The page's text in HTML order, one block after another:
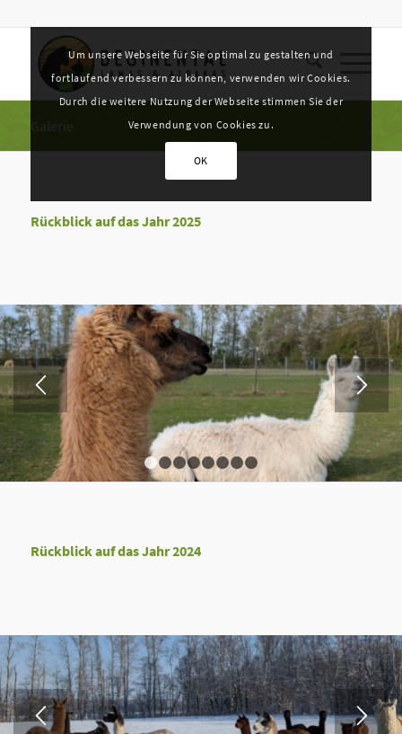
Galerie
Rückblick auf das Jahr 2025
1 2 3 4 5 6 7 8
Rückblick auf das Jahr 2024
Um unsere Webseite für Sie optimal zu gestalten und
fortlaufend verbessern zu können, verwenden wir Cookies.
Durch die weitere Nutzung der Webseite stimmen Sie der
Verwendung von Cookies zu.
OK